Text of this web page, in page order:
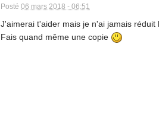
Posté 06 mars 2018 - 06:51
J'aimerai t'aider mais je n'ai jamais réduit
Fais quand même une copie